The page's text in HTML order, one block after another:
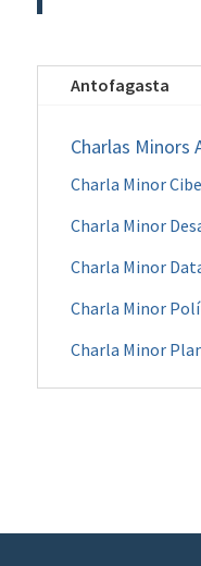
Antofagasta
Charlas Minors
Charla Minor
Charla Minor
Charla Minor
Charla Minor
Charla Minor